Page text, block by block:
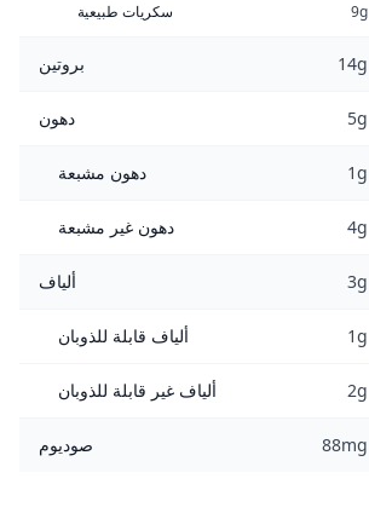
سكريات طبيعية 9g
بروتين 14g
دهون 5g
دهون مشبعة 1g
دهون غير مشبعة 4g
ألياف 3g
ألياف قابلة للذوبان 1g
ألياف غير قابلة للذوبان 2g
صوديوم 88mg